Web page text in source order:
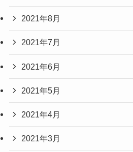
2021年8月
2021年7月
2021年6月
2021年5月
2021年4月
2021年3月